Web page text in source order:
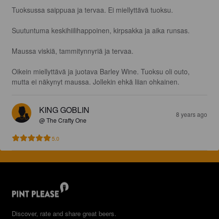
Tuoksussa saippuaa ja tervaa. Ei miellyttävä tuoksu.
Suutuntuma keskihiilihappoinen, kirpsakka ja aika runsas.
Maussa viskiä, tammitynnyriä ja tervaa.
Oikein miellyttävä ja juotava Barley Wine. Tuoksu oli outo,
mutta ei näkynyt maussa. Jollekin ehkä liian ohkainen.
KING GOBLIN
@ The Crafty One
8 years ago
5.0
Discover, rate and share great beers.